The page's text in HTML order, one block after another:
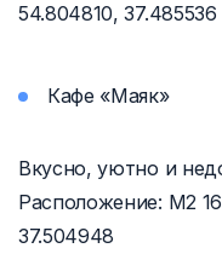
54.804810, 37.485536
Кафе «Маяк»
Вкусно, уютно и
Расположение: М2
37.504948